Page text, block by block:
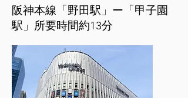
阪神本線「野田駅」ー「甲子園
駅」所要時間約13分